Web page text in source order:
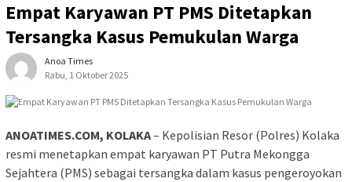
Empat Karyawan PT PMS Ditetapkan
Tersangka Kasus Pemukulan Warga
Anoa Times
Rabu, 1 Oktober 2025
ANOATIMES.COM, KOLAKA– Kepolisian Resor (Polres) Kolaka
resmi menetapkan empat karyawan PT Putra Mekongga
Sejahtera (PMS) sebagai tersangka dalam kasus pengeroyokan